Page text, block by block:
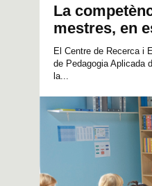
La
mestres, en
El Centre de Recerca i
de Pedagogia Aplicada
la...